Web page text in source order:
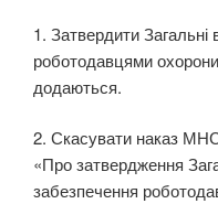
1. Затвердити
роботодавцями
додаються.
2. Скасувати наказ
«Про затвердження
забезпечення